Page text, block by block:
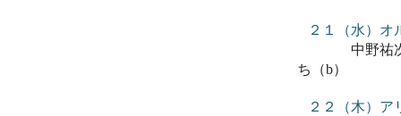
２１（水）
中野祐次（
ち（b）
２２（木）